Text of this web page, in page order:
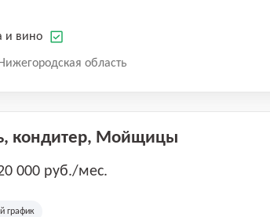
и вино
область
кондитер, Мойщицы
000 руб./мес.
график